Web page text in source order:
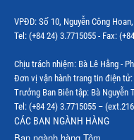
Thị trường Mỹ
Thị trường Nga
Thị trường Hàn Quốc
Thị trường Nhật Bản
VPĐD: Số 10, Nguyễn Công
Tel: (+84 24) 3.7715055 - Fax:
Chịu trách nhiệm: Bà Lê Hằng -
Đơn vị vận hành trang tin điện tử:
Trưởng Ban Biên tập: Bà Nguyễn
Tel: (+84 24) 3.7715055 –
CÁC BAN NGÀNH HÀNG